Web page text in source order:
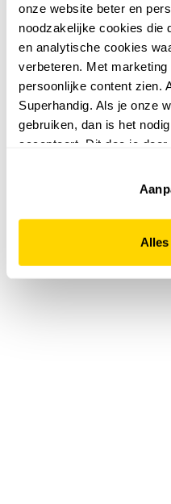
onze website beter en
noodzakelijke cookies die
en analytische cookies
verbeteren. Met
persoonlijke content zien.
Superhandig. Als je onze
gebruiken, dan is het
accepteert. Dit doe je
website niet optimaal